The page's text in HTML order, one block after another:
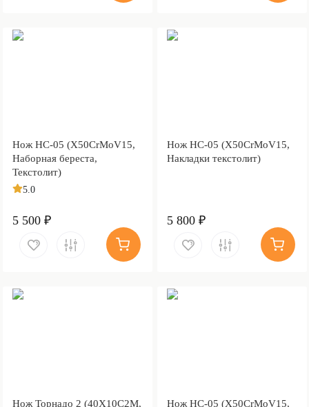
Нож НС-05 (X50CrMoV15,
Наборная береста,
Текстолит)
5.0
5 500 ₽
Нож НС-05 (X50CrMoV15,
Накладки текстолит)
5 800 ₽
Нож Торнадо 2 (40Х10С2М, Нож НС-05 (X50CrMoV15,